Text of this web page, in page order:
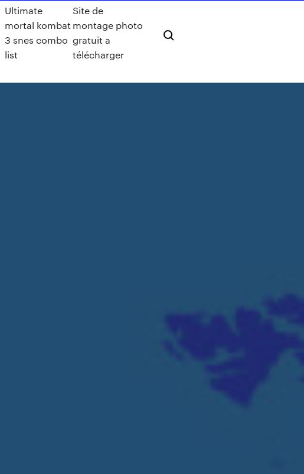
Ultimate
mortal kombat
3 snes combo
list
Site de
montage photo
gratuit a
télécharger